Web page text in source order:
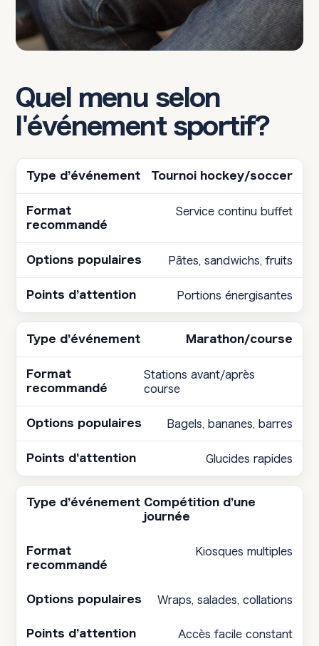
Quel menu selon
l'événement sportif?
Tournoi hockey/soccer
Service continu buffet
Pâtes, sandwichs, fruits
Portions énergisantes
Marathon/course
Stations avant/après
course
Bagels, bananes, barres
Glucides rapides
Compétition d’une
journée
Kiosques multiples
Wraps, salades, collations
Accès facile constant